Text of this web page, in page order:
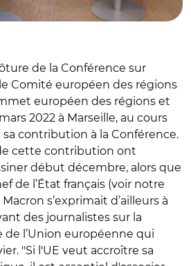
de la Conférence sur
le Comité européen des régions
européen des régions et
2022 à Marseille, au cours
contribution à la Conférence.
cette contribution ont
début décembre, alors que
de l’État français (voir notre
s’exprimait d’ailleurs à
des journalistes sur la
de l’Union européenne qui
"Si l'UE veut accroître sa